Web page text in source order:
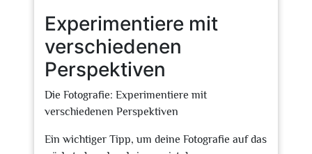
Experimentiere mit
verschiedenen
Perspektiven
Die Fotografie: Experimentiere mit
verschiedenen Perspektiven
Ein wichtiger Tipp, um deine Fotografie auf das